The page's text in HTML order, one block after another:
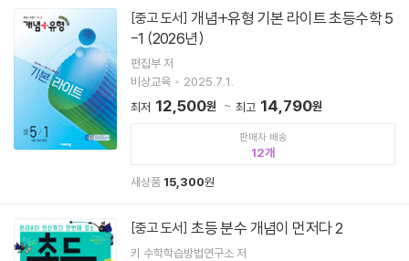
[중고 도서]
-1 (2026년)
편집부 저
비상교육
2025.7.1.
최저 12,500원 최고 14,790원
판매자 배송
12
새상품 15,300원
[중고 도서] 초등 분수 개념이 먼저다 2
키 수학학습방법연구소 저